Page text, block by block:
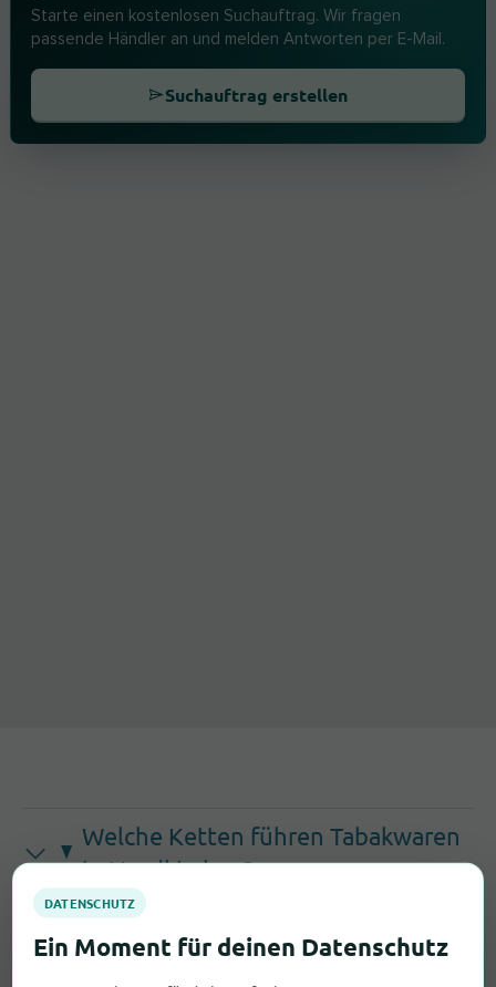
Starte einen kostenlosen Suchauftrag. Wir fragen
passende Händler an und melden Antworten per E-Mail.
Suchauftrag erstellen
Welche Ketten führen Tabakwaren
in Nordkirchen?
In Nordkirchen findest du Tabakwaren unter
anderem bei bekannten Ketten wie Edeka,